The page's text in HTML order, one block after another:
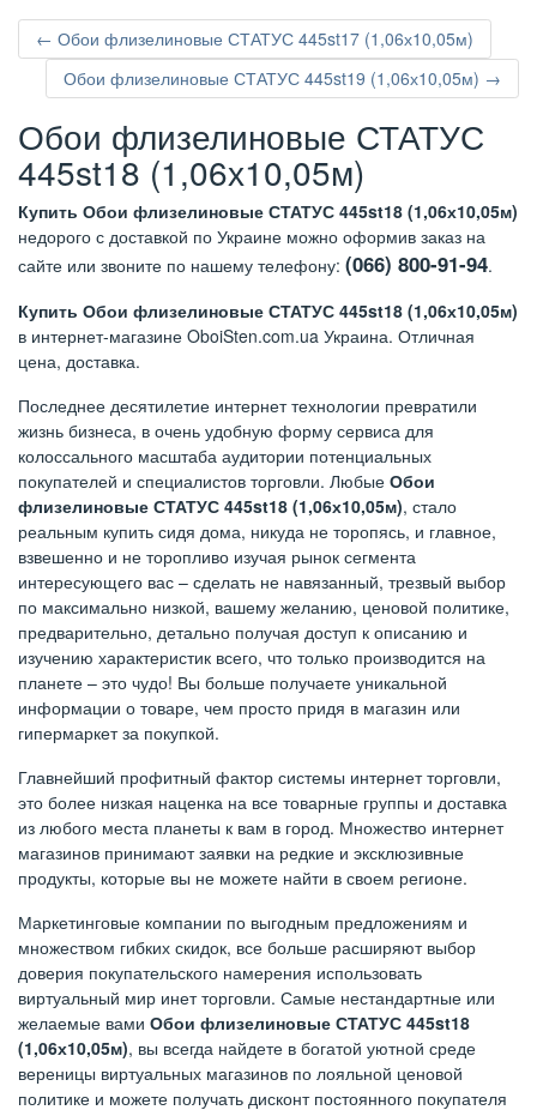
← Обои флизелиновые СТАТУС 445st17 (1,06х10,05м)
Обои флизелиновые СТАТУС 445st19 (1,06х10,05м) →
Обои флизелиновые СТАТУС
445st18 (1,06х10,05м)
Купить Обои флизелиновые СТАТУС 445st18 (1,06х10,05м)
недорого с доставкой по Украине можно оформив заказ на
сайте или звоните по нашему телефону: (066) 800-91-94.
Купить Обои флизелиновые СТАТУС 445st18 (1,06х10,05м)
в интернет-магазине OboiSten.com.ua Украина. Отличная
цена, доставка.
Последнее десятилетие интернет технологии превратили
жизнь бизнеса, в очень удобную форму сервиса для
колоссального масштаба аудитории потенциальных
покупателей и специалистов торговли. Любые Обои
флизелиновые СТАТУС 445st18 (1,06х10,05м), стало
реальным купить сидя дома, никуда не торопясь, и главное,
взвешенно и не торопливо изучая рынок сегмента
интересующего вас – сделать не навязанный, трезвый выбор
по максимально низкой, вашему желанию, ценовой политике,
предварительно, детально получая доступ к описанию и
изучению характеристик всего, что только производится на
планете – это чудо! Вы больше получаете уникальной
информации о товаре, чем просто придя в магазин или
гипермаркет за покупкой.
Главнейший профитный фактор системы интернет торговли,
это более низкая наценка на все товарные группы и доставка
из любого места планеты к вам в город. Множество интернет
магазинов принимают заявки на редкие и эксклюзивные
продукты, которые вы не можете найти в своем регионе.
Маркетинговые компании по выгодным предложениям и
множеством гибких скидок, все больше расширяют выбор
доверия покупательского намерения использовать
виртуальный мир инет торговли. Самые нестандартные или
желаемые вами Обои флизелиновые СТАТУС 445st18
(1,06х10,05м), вы всегда найдете в богатой уютной среде
вереницы виртуальных магазинов по лояльной ценовой
политике и можете получать дисконт постоянного покупателя